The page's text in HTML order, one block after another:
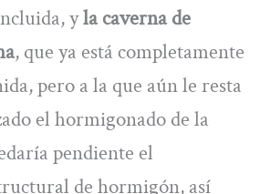
yla caverna de
, que ya está completamente
pero a la que aún le resta
el hormigonado de la
pendiente el
de hormigón, así